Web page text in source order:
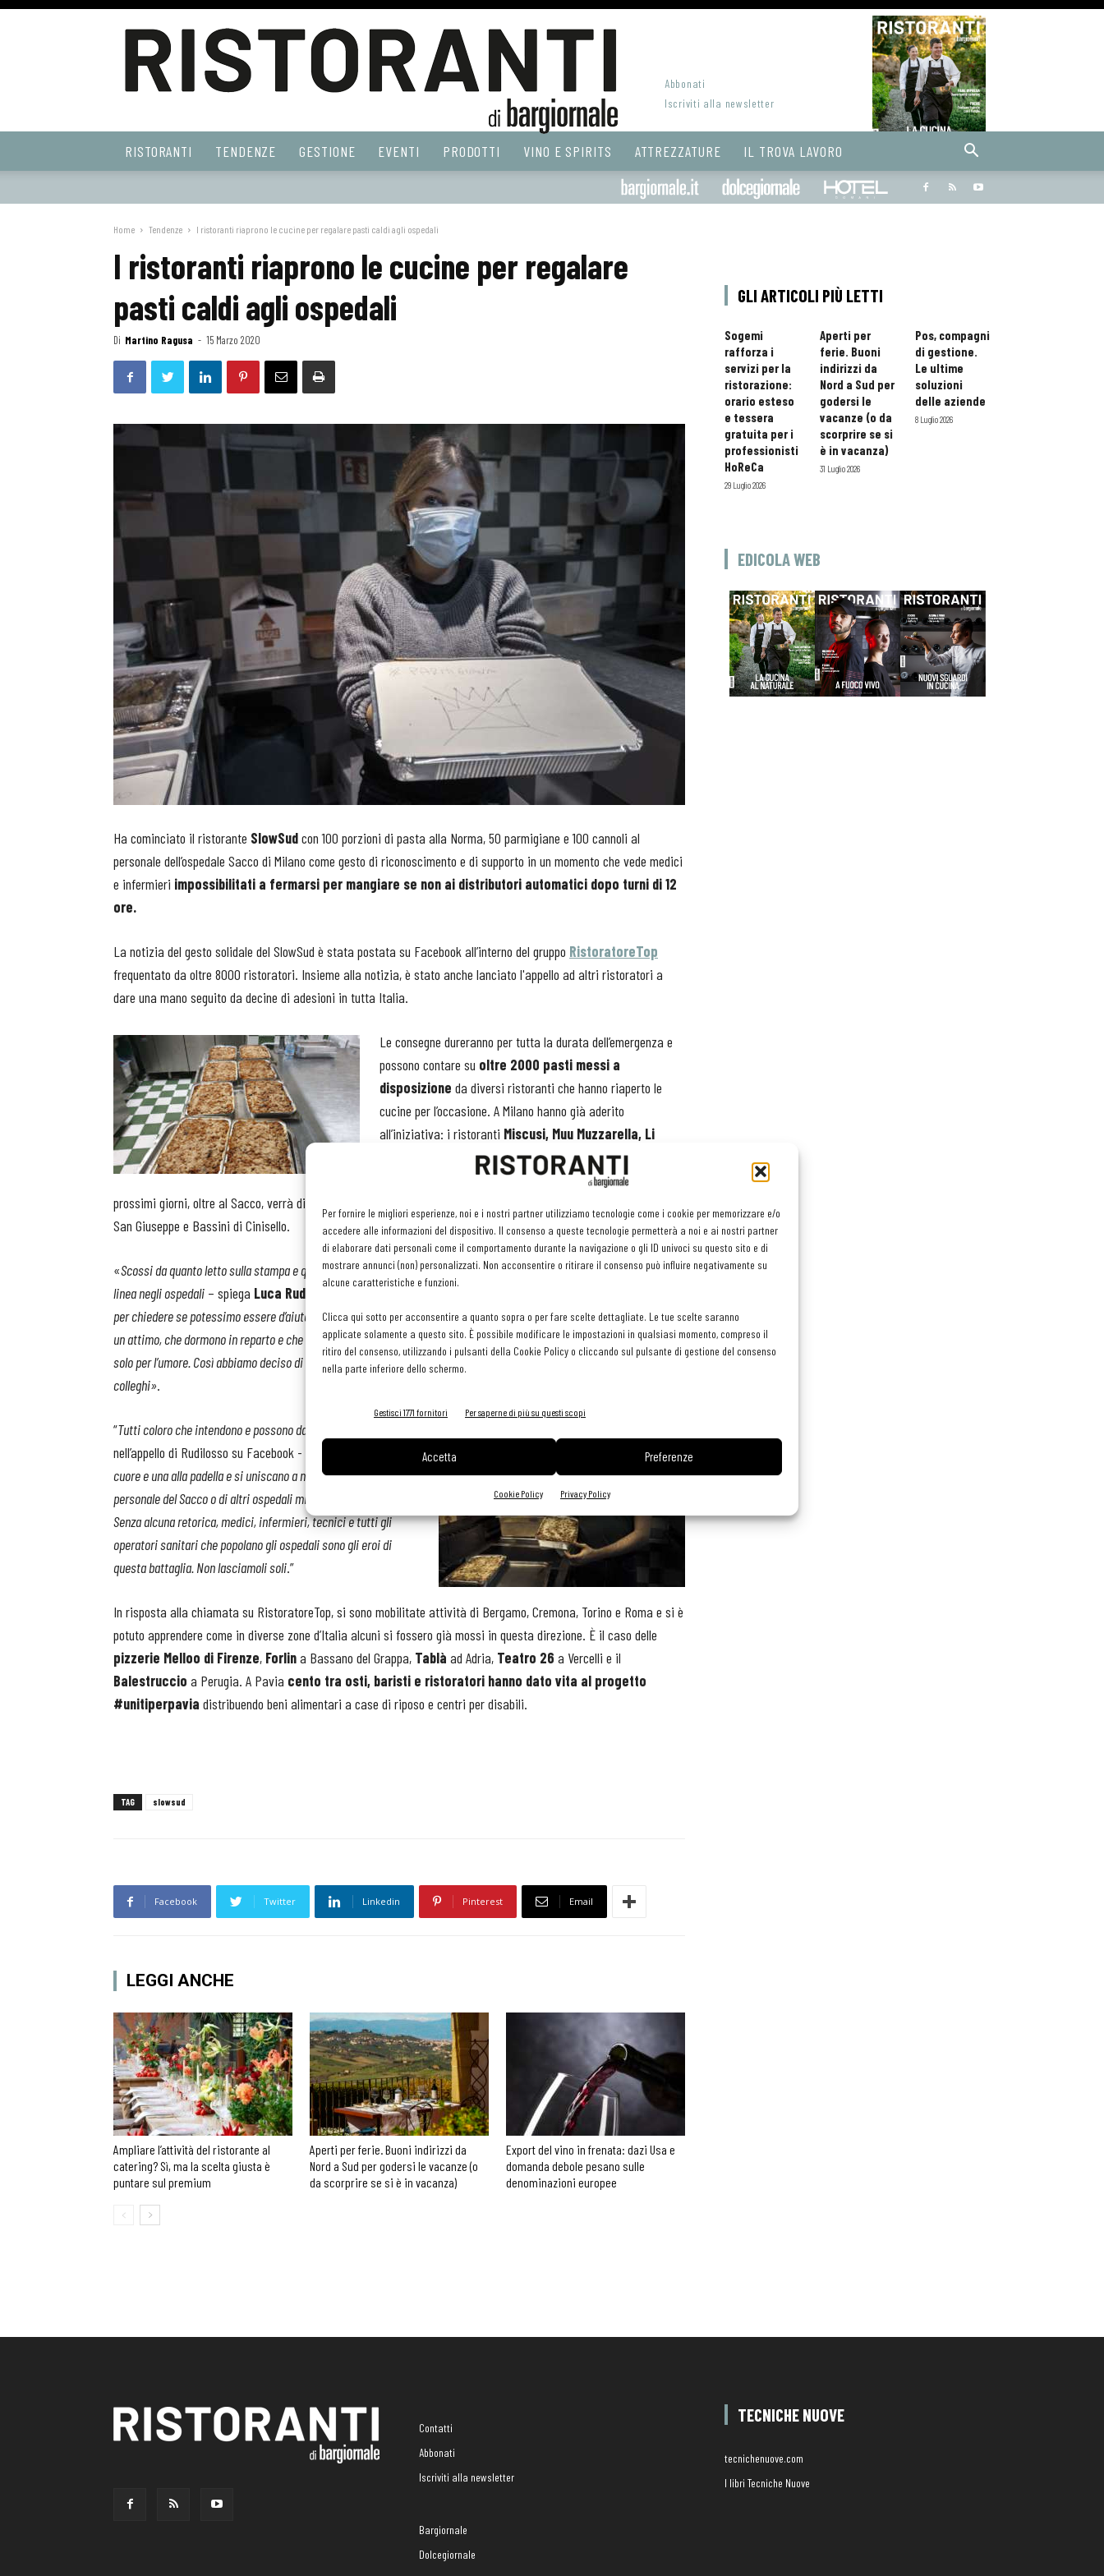
Per fornire le migliori esperienze, noi e i nostri partner utilizziamo tecnologie come i cookie per memorizzare e/o
accedere alle informazioni del dispositivo. Il consenso a queste tecnologie permetterà a noi e ai nostri partner
di elaborare dati personali come il comportamento durante la navigazione o gli ID univoci su questo sito e di
mostrare annunci (non) personalizzati. Non acconsentire o ritirare il consenso può influire negativamente su
alcune caratteristiche e funzioni.
Clicca qui sotto per acconsentire a quanto sopra o per fare scelte dettagliate. Le tue scelte saranno
applicate solamente a questo sito. È possibile modificare le impostazioni in qualsiasi momento, compreso il
ritiro del consenso, utilizzando i pulsanti della Cookie Policy o cliccando sul pulsante di gestione del consenso
nella parte inferiore dello schermo.
Gestisci 1771 fornitori Per saperne di più su questi scopi
Accetta Preferenze
Cookie Policy Privacy Policy
Web
Abbonati
Iscriviti alla newsletter
RISTORANTI TENDENZE GESTIONE EVENTI PRODOTTI VINO E SPIRITS ATTREZZATURE IL TROVA LAVORO
Bargiornale dolcegiornale
Home Tendenze I ristoranti riaprono le cucine per regalare pasti caldi agli ospedali
I ristoranti riaprono le cucine per regalare
pasti caldi agli ospedali
Di Martino Ragusa - 15 Marzo 2020
Ha cominciato il ristorante SlowSudcon 100 porzioni di pasta alla Norma, 50 parmigiane e 100 cannoli al
personale dell’ospedale Sacco di Milano come gesto di riconoscimento e di supporto in un momento che vede medici
e infermieri impossibilitati a fermarsi per mangiare se non ai distributori automatici dopo turni di 12
ore.
La notizia del gesto solidale del SlowSud è stata postata su Facebook all’interno del gruppo RistoratoreTop
frequentato da oltre 8000 ristoratori. Insieme alla notizia, è stato anche lanciato l'appello ad altri ristoratori a
dare una mano seguito da decine di adesioni in tutta Italia.
Le consegne dureranno per tutta la durata dell’emergenza e
possono contare su oltre 2000 pasti messi a
disposizione da diversi ristoranti che hanno riaperto le
cucine per l’occasione. A Milano hanno già aderito
all’iniziativa: i ristoranti Miscusi, Muu Muzzarella, Li
Mastri e Fancytoast, la pizzeria Loredani, il kebab
Star Zagros Kebabbar e la gelateria Gnomo
prossimi giorni, oltre al Sacco, verrà distribuito cibo anche al San Raffaele, Fatebenefratelli, Policlinico, San Carlo,
San Giuseppe e Bassini di Cinisello.
«Scossi da quanto letto sulla stampa e quanto ci è stato raccontato da amici infermieri e medici, impegnati in prima
linea negli ospedali – spiega Luca Rudilosso
per chiedere se potessimo essere d’aiuto in qualche modo. Ci hanno risposto che sono allo stremo, che non si fermano
un attimo, che dormono in reparto e che un po’ di comfort food da consumare al volo potrebbe fare la differenza, anche
solo per l’umore. Così abbiamo deciso di fare una prima consegna giovedì pomeriggio e di chiamare a raccolta i
colleghi».
“Tutti coloro che intendono e possono dare una mano
nell’appello di Rudilosso su Facebook -
cuore e una alla padella e si uniscano a noi per supportare il
personale del Sacco o di altri ospedali milanesi e lombardi.
Senza alcuna retorica, medici, infermieri, tecnici e tutti gli
operatori sanitari che popolano gli ospedali sono gli eroi di
questa battaglia. Non lasciamoli soli.”
In risposta alla chiamata su RistoratoreTop, si sono mobilitate attività di Bergamo, Cremona, Torino e Roma e si è
potuto apprendere come in diverse zone d’Italia alcuni si fossero già mossi in questa direzione. È il caso delle
pizzerie Melloo di Firenze, Forlina Bassano del Grappa, Tablà ad Adria, Teatro 26 a Vercelli e il
Balestruccio a Perugia. A Pavia cento tra osti, baristi e ristoratori hanno dato vita al progetto
#unitiperpavia distribuendo beni alimentari a case di riposo e centri per disabili.
TAG slowsud
Facebook Twitter Linkedin Pinterest Email
LEGGI ANCHE
Ampliare l’attività del ristorante al
catering? Sì, ma la scelta giusta è
puntare sul premium
Aperti per ferie. Buoni indirizzi da
Nord a Sud per godersi le vacanze (o
da scorprire se si è in vacanza)
Export del vino in frenata: dazi Usa e
domanda debole pesano sulle
denominazioni europee
GLI ARTICOLI PIÙ LETTI
Sogemi
rafforza i
servizi per la
ristorazione:
orario esteso
e tessera
gratuita per i
professionisti
HoReCa
29 Luglio 2026
Aperti per
ferie. Buoni
indirizzi da
Nord a Sud per
godersi le
vacanze (o da
scorprire se si
è in vacanza)
31 Luglio 2026
Pos, compagni
di gestione.
Le ultime
soluzioni
delle aziende
8 Luglio 2026
EDICOLA WEB
Contatti
Abbonati
Iscriviti alla newsletter
Bargiornale
Dolcegiornale
TECNICHE NUOVE
tecnichenuove.com
I libri Tecniche Nuove